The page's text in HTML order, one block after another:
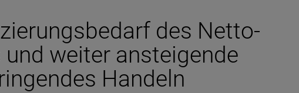
des Netto-
weiter ansteigende
Handeln